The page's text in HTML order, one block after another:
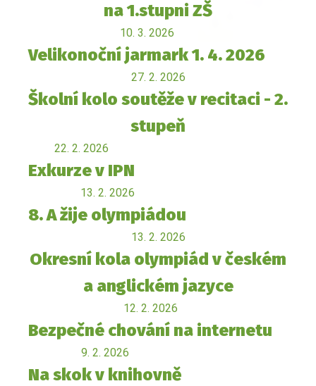
na 1.stupni ZŠ
10. 3. 2026
Velikonoční jarmark 1. 4. 2026
27. 2. 2026
Školní kolo soutěže v recitaci - 2.
stupeň
22. 2. 2026
Exkurze v IPN
13. 2. 2026
8. A žije olympiádou
13. 2. 2026
Okresní kola olympiád v českém
a anglickém jazyce
12. 2. 2026
Bezpečné chování na internetu
9. 2. 2026
Na skok v knihovně